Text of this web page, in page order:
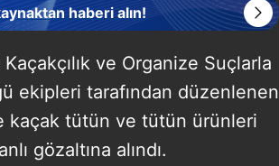
haberi alın!
ve Organize Suçlarla
ekipleri tarafından düzenlenen
kaçak tütün ve tütün ürünleri
gözaltına alındı.